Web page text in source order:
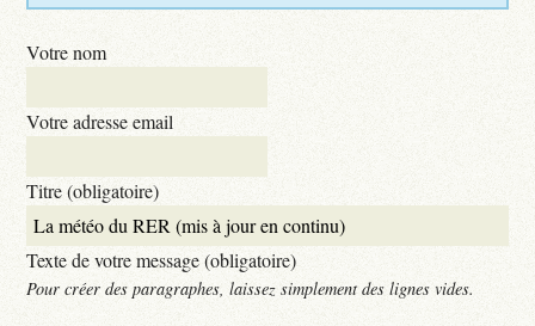
Votre nom
Votre adresse email
Titre (obligatoire)
Texte de votre message (obligatoire)
Pour créer des paragraphes, laissez simplement des lignes vides.